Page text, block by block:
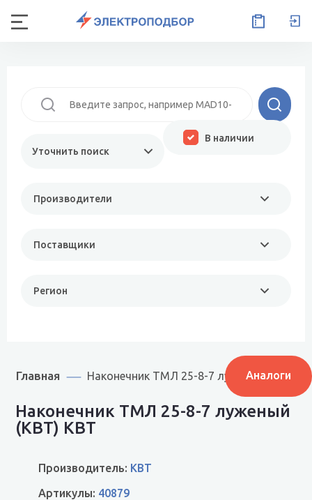
Уточнить поиск
Производители
Поставщики
Регион
В наличии
Главная Наконечник ТМЛ 25-8-7 луженый (КВТ)
Аналоги
Наконечник ТМЛ 25-8-7 луженый
(КВТ) КВТ
Производитель: КВТ
Артикулы: 40879